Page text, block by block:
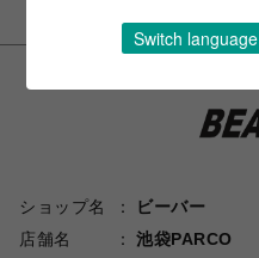
ショップ名
ビーバー
店舗名
池袋PARCO
Switch language